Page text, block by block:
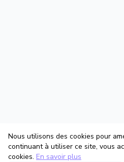
Nous utilisons des cookies pour
continuant à utiliser ce site, vous
cookies. En savoir plus